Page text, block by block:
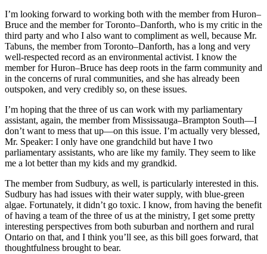
I’m looking forward to working both with the member from Huron–
Bruce and the member for Toronto–Danforth, who is my critic in the
third party and who I also want to compliment as well, because Mr.
Tabuns, the member from Toronto–Danforth, has a long and very
well-respected record as an environmental activist. I know the
member for Huron–Bruce has deep roots in the farm community and
in the concerns of rural communities, and she has already been
outspoken, and very credibly so, on these issues.
I’m hoping that the three of us can work with my parliamentary
assistant, again, the member from Mississauga–Brampton South—I
don’t want to mess that up—on this issue. I’m actually very blessed,
Mr. Speaker: I only have one grandchild but have I two
parliamentary assistants, who are like my family. They seem to like
me a lot better than my kids and my grandkid.
The member from Sudbury, as well, is particularly interested in this.
Sudbury has had issues with their water supply, with blue-green
algae. Fortunately, it didn’t go toxic. I know, from having the benefit
of having a team of the three of us at the ministry, I get some pretty
interesting perspectives from both suburban and northern and rural
Ontario on that, and I think you’ll see, as this bill goes forward, that
thoughtfulness brought to bear.